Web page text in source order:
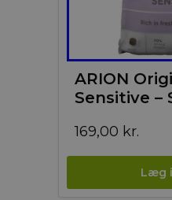
ARION
Sensitive –
169,00 kr.